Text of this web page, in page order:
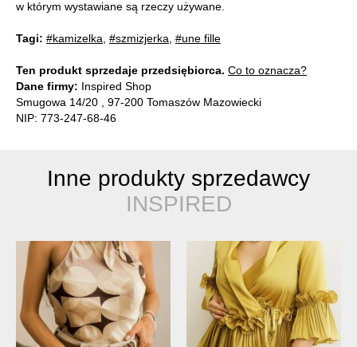
w którym wystawiane są rzeczy używane.
Tagi: #kamizelka #szmizjerka #une fille
Ten produkt sprzedaje przedsiębiorca. Co to oznacza?
Dane firmy: Inspired Shop
Smugowa 14/20 , 97-200 Tomaszów Mazowiecki
NIP: 773-247-68-46
Inne produkty sprzedawcy
INSPIRED